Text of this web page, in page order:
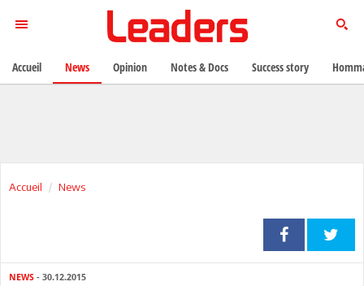
Accueil News
NEWS - 30.12.2015
Accueil News Opinion Notes & Docs Success story